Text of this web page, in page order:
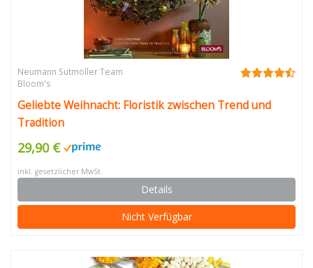
Neumann Sutmöller Team
Bloom's
Geliebte Weihnacht: Floristik zwischen Trend und
Tradition
29,90 €
inkl. gesetzlicher MwSt.
Details
Nicht Verfügbar